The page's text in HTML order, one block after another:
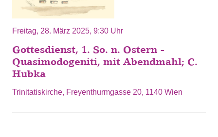
Freitag, 28. März 2025, 9:30 Uhr
Gottesdienst, 1. So. n. Ostern -
Quasimodogeniti, mit Abendmahl; C.
Hubka
Trinitatiskirche, Freyenthurmgasse 20, 1140 Wien